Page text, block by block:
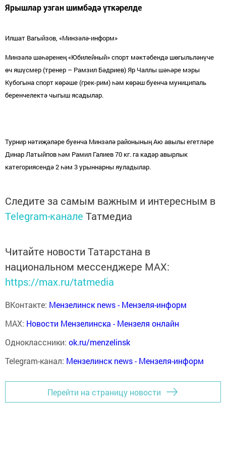
Ярышлар узган шимбәдә үткәрелде
Илшат Вагыйзов, «Минзәлә-информ»
Минзәлә шәһәренең «Юбилейный» спорт мәктәбендә шөгыльләнүче
өч яшүсмер (тренер – Рамзил Бәдриев) Яр Чаллы шәһәре мэры
Кубогына спорт көрәше (грек-рим) һәм көрәш буенча муниципаль
беренчелектә чыгыш ясадылар.
Турнир нәтиҗәләре буенча Минзәлә районының Аю авылы егетләре
Динар Латыйпов һәм Рамил Галиев 70 кг. га кадәр авырлык
категориясендә 2 һәм 3 урыннарны яуладылар.
Следите за самым важным и интересным в
Telegram-канале Татмедиа
Читайте новости Татарстана в
национальном мессенджере MАХ:
https://max.ru/tatmedia
ВКонтакте: Мензелинск news - Мензеля-информ
MAX: Новости Мензелинска - Мензеля онлайн
Одноклассники: ok.ru/menzelinsk
Telegram-канал: Мензелинск news - Мензеля-информ
Перейти на страницу новости